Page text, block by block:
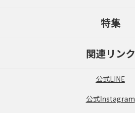
特集
関連リンク
公式LINE
公式Instagram